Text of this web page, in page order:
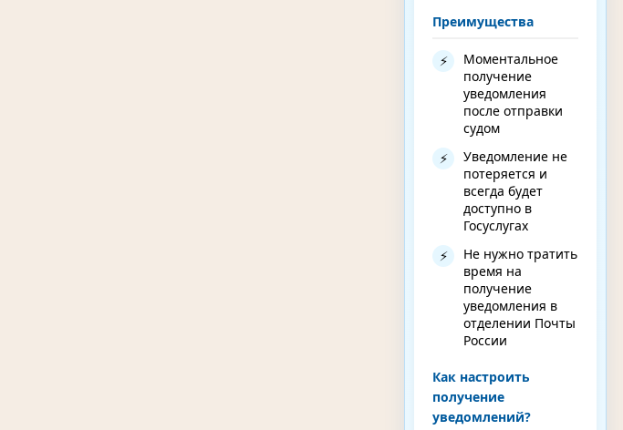
Преимущества
⚡
Моментальное
получение
уведомления
после отправки
судом
⚡
Уведомление не
потеряется и
всегда будет
доступно в
Госуслугах
⚡
Не нужно тратить
время на
получение
уведомления в
отделении Почты
России
Как настроить
получение
уведомлений?